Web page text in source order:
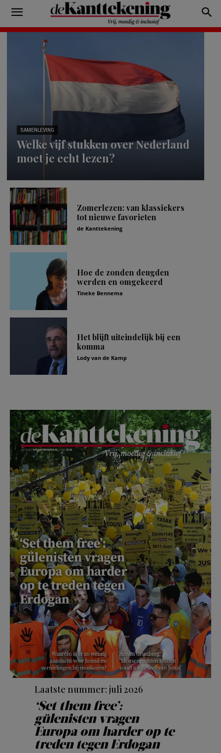
SAMENLEVING
Welke vijf stukken over Nederland
moet je echt lezen?
Zomerlezen: van klassiekers
tot nieuwe favorieten
de Kanttekening
Hoe de zonden deugden
werden en omgekeerd
Tineke Bennema
Het blijft uiteindelijk bij een
komma
Lody van de Kamp
Laatste nummer: juli 2026
‘Set them free’:
gülenisten vragen
Europa om harder op te
treden tegen Erdogan